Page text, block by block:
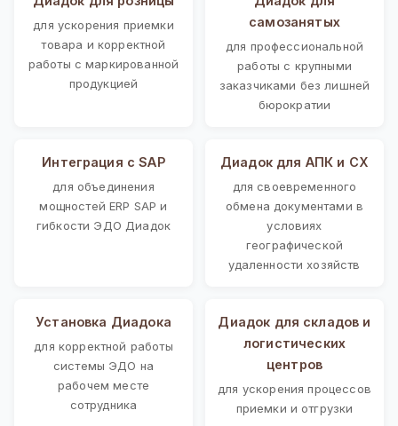
для ускорения приемки
товара и корректной
работы с маркированной
продукцией
самозанятых
для профессиональной
работы с крупными
заказчиками без лишней
бюрократии
Интеграция с SAP
для объединения
мощностей ERP SAP и
гибкости ЭДО Диадок
Диадок для АПК и СХ
для своевременного
обмена документами в
условиях
географической
удаленности хозяйств
Установка Диадока
для корректной работы
системы ЭДО на
рабочем месте
сотрудника
Диадок для складов и
логистических
центров
для ускорения процессов
приемки и отгрузки